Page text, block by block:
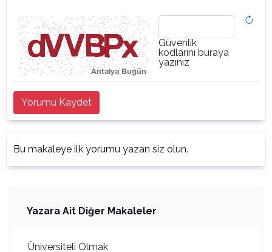
Güvenlik
kodlarını buraya
yazınız
Yorumu Kaydet
Bu makaleye ilk yorumu yazan siz olun.
Yazara Ait Diğer Makaleler
Üniversiteli Olmak